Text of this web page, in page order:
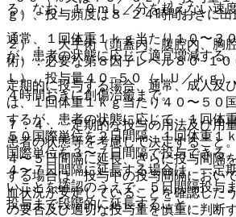
ｇ）、投与頻度は８−２４時間おきに
２）． 大手術（頭蓋内、腹腔内、胸
術）：必要な第８因子レベル８０−１０
Ｌ）、投与量４０−５０（ＩＵ／ｋｇ）
４時間おきに創傷治癒まで。
７．４． 定期的な投与の用法及び用
患者の状態等を考慮して決定すること
４〜５日間隔に延長、さらに投与間隔
する場合は、投与中の投与間隔におい
血状況が安定していることを確認した
の要否及び適切な投与量を慎重に判断
る。なお、１０ｍＬ／分を超えない速
通常、１回体重１ｋｇ当たり１０〜３
が、患者の状態に応じて適宜増減する
定期的に投与する場合、通常、成人及
は、１回体重１ｋｇ当たり４０〜５０
するが、患者の状態に応じて、１回体
５０国際単位を２日間隔、１回体重１
国際単位を３〜７日間隔で投与できる
４〜７日間隔に延長する場合は、一定
いことを確認のうえで、５日間隔投与
投与まで段階的に延長すること。